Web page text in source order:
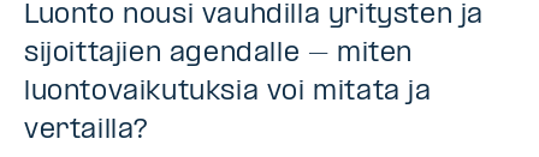
Luonto nousi vauhdilla yritysten ja
sijoittajien agendalle – miten
luontovaikutuksia voi mitata ja
vertailla?